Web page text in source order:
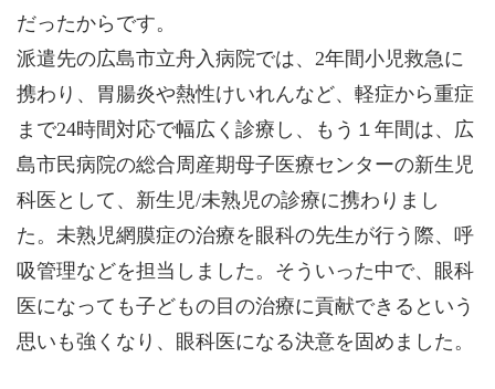
だったからです。
派遣先の広島市立舟入病院では、2年間小児救急に
携わり、胃腸炎や熱性けいれんなど、軽症から重症
まで24時間対応で幅広く診療し、もう１年間は、広
島市民病院の総合周産期母子医療センターの新生児
科医として、新生児/未熟児の診療に携わりまし
た。未熟児網膜症の治療を眼科の先生が行う際、呼
吸管理などを担当しました。そういった中で、眼科
医になっても子どもの目の治療に貢献できるという
思いも強くなり、眼科医になる決意を固めました。